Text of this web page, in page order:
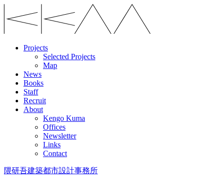
Projects
Selected Projects
Map
News
Books
Staff
Recruit
About
Kengo Kuma
Offices
Newsletter
Links
Contact
隈研吾建築都市設計事務所